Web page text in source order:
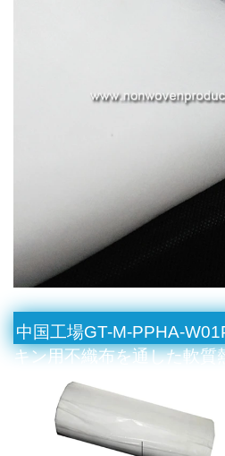
中国工場GT-M-PPHA-
キン用不織布を通した軟質